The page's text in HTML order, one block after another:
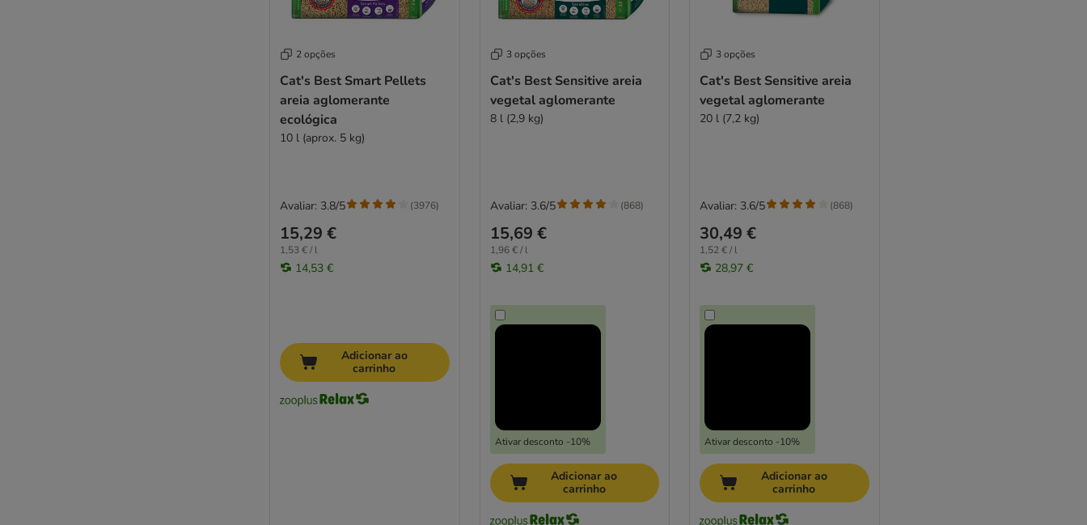
2 opções
Cat's Best Smart Pellets
areia aglomerante
ecológica
10 l (aprox. 5 kg)
15,29 €
1,53 € / l
14,53 €
Avaliar: 3.8/5 (3976)
Adicionar ao
carrinho
3 opções
Cat's Best Sensitive areia
vegetal aglomerante
8 l (2,9 kg)
15,69 €
1,96 € / l
14,91 €
Ativar desconto -10%
Avaliar: 3.6/5 (868)
Adicionar ao
carrinho
3 opções
Cat's Best Sensitive areia
vegetal aglomerante
20 l (7,2 kg)
30,49 €
1,52 € / l
28,97 €
Ativar desconto -10%
Avaliar: 3.6/5 (868)
Adicionar ao
carrinho